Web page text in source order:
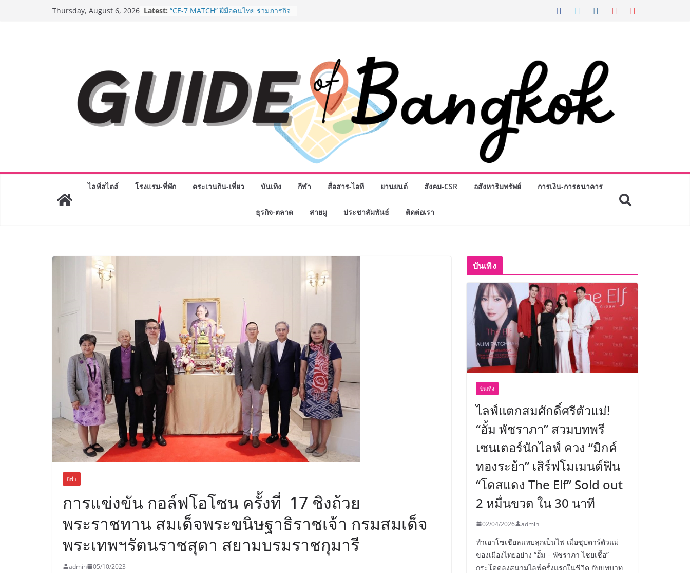
Thursday, August 6, 2026 Latest: ครั้งแรกของไทย ส่งอุปกรณ์วิทยาศาสตร์
Experience-driven Loyalty พลิก
“ประสบการณ์” สู่แรงขับเคลื่อนการใช้
จ่าย ผสาน Ecosystem ที่แข็งแกร่งของ
กลุ่มเซ็นทรัล สร้างยอดขายสูงสุดในรอบ
3 ปี
กรมการท่องเที่ยวเดินหน้าสร้าง Green
Coach รุ่นใหม่ ขับเคลื่อนการท่องเที่ยว
ไทยสู่มาตรฐานสากล ภายใต้ Thailand
“BIO TRADE CONNECT 2026” ยก
ระดับผลิตภัณฑ์ท้องถิ่นสู่ตลาดเชิง
สด ดอกไม้ประดิษฐ์ พวงมาลัย และสังฆ
ไลฟ์สไตล์ โรงแรม-ที่พัก ตระเวนกิน-เที่ยว บันเทิง กีฬา สื่อสาร-ไอที ยานยนต์ สังคม-CSR อสังหาริมทรัพย์ การเงิน-การธนาคาร
ธุรกิจ-ตลาด สายมู ประชาสัมพันธ์ ติดต่อเรา
กีฬา
การแข่งขัน กอล์ฟโอโซน ครั้งที่ 17 ชิงถ้วย
พระราชทาน สมเด็จพระขนิษฐาธิราชเจ้า กรมสมเด็จ
พระเทพฯรัตนราชสุดา สยามบรมราชกุมารี
admin 05/10/2023
บันเทิง
บันเทิง
ไลฟ์แตกสมศักดิ์ศรีตัวแม่!
“อั้ม พัชราภา” สวมบทพรี
เซนเตอร์นักไลฟ์ ควง “มิกค์
ทองระย้า” เสิร์ฟโมเมนต์ฟิน
“โดสแดง The Elf” Sold out
2 หมื่นขวด ใน 30 นาที
02/04/2026 admin
ทำเอาโซเชียลแทบลุกเป็นไฟ เมื่อซุปตาร์ตัวแม่
ของเมืองไทยอย่าง “อั้ม – พัชราภา ไชยเชื้อ”
กระโดดลงสนามไลฟ์ครั้งแรกในชีวิต กับบทบาท